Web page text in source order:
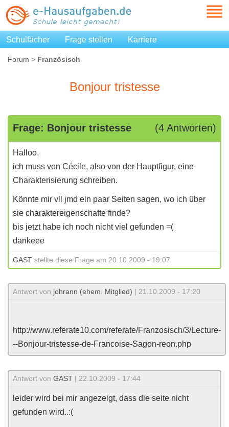
Schulfächer Frage stellen Karriere
Forum > Französisch
Bonjour tristesse
Frage: Bonjour tristesse (4 Antworten)
Halloo,
ich muss von Cécile, also von der Hauptfigur, eine
Charakterisierung schreiben.
Könnte mir vll jmd ein paar Seiten sagen, wo ich über
sie charaktereigenschafte finde?
bis jetzt habe ich noch nicht viel gefunden =(
dankeee
GAST stellte diese Frage am 20.10.2009 - 19:07
Antwort von johrann (ehem. Mitglied) | 21.10.2009 - 17:20
http://www.referate10.com/referate/Franzosisch/3/Lecture-
--Bonjour-tristesse-de-Francoise-Sagon-reon.php
Antwort von GAST | 22.10.2009 - 17:44
leider wird bei mir angezeigt, dass die seite nicht
gefunden wird..:(